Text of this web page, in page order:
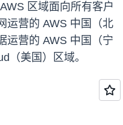
区域面向所有客户
运营的 AWS 中国（北
运营的 AWS 中国（宁
（美国）区域。